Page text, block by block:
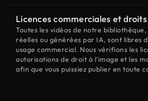
Licences commerciales et
Toutes les vidéos de notre
réelles ou générées par IA, sont libres
usage commercial. Nous vérifions les
autorisations de droit à l'image et les
afin que vous puissiez publier en toute